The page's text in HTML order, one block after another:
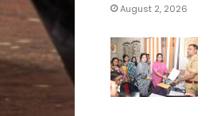
August 2, 2026